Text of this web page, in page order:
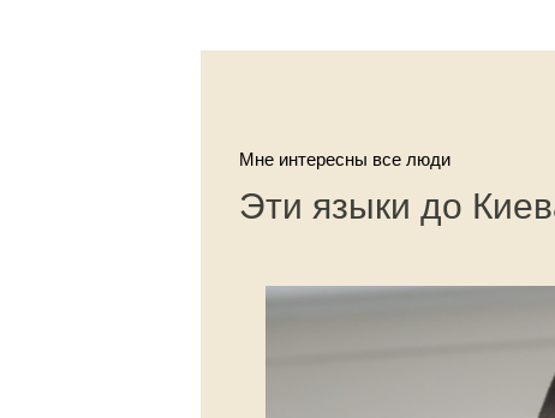
Мне интересны все люди
Эти языки до